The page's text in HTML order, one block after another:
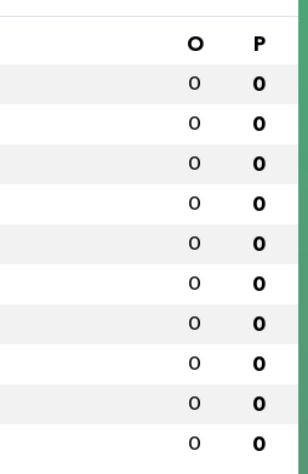
O P
0 0
0 0
0 0
0 0
0 0
0 0
0 0
0 0
0 0
0 0